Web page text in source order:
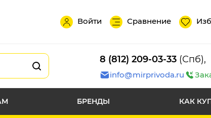
Войти Сравнение
8 (812) 209-03-33 (Спб),
info@mirprivoda.ru
БРЕНДЫ КАК